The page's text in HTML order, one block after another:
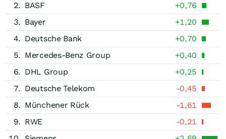
2. BASF
+0,76
3. Bayer
+1,20
4. Deutsche Bank
+0,70
5. Mercedes-Benz Group
+0,40
6. DHL Group
+0,25
7. Deutsche Telekom
-0,45
8. Münchener Rück
-1,61
9. RWE
-0,21